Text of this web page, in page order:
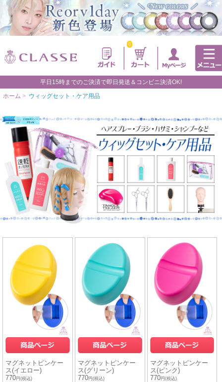
0
平日15時までのご決済で即日発送＆コンビニ決済OK!
ホーム > ウィッグセット・ケア用品
マグネットピンケー
ス(イエロー)
770円(税込)
マグネットピンケー
ス(グリーン)
770円(税込)
マグネットピンケー
ス(ピンク)
770円(税込)